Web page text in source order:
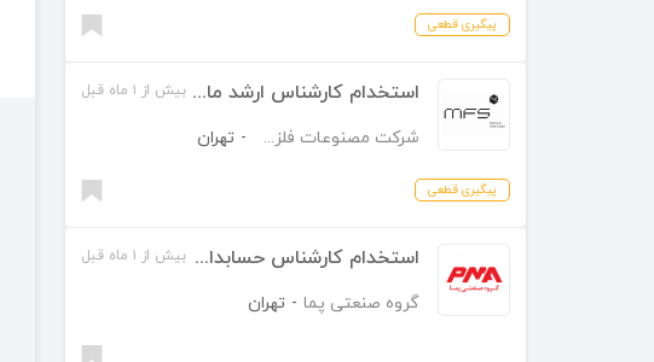
پیگیری قطعی
استخدام کارشناس ارشد مالی و مالیاتی
شرکت مصنوعات فلزی سنگین - تهران
بیش از ۱ ماه قبل
پیگیری قطعی
استخدام کارشناس حسابداری خزانه
گروه صنعتی پما - تهران
بیش از ۱ ماه قبل